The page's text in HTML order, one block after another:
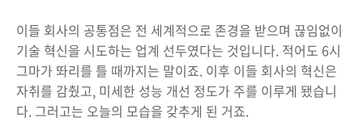
이들 회사의 공통점은 전 세계적으로 존경을 받으며 끊임없이
기술 혁신을 시도하는 업계 선두였다는 것입니다. 적어도 6시
그마가 똬리를 틀 때까지는 말이죠. 이후 이들 회사의 혁신은
자취를 감췄고, 미세한 성능 개선 정도가 주를 이루게 됐습니
다. 그러고는 오늘의 모습을 갖추게 된 거죠.